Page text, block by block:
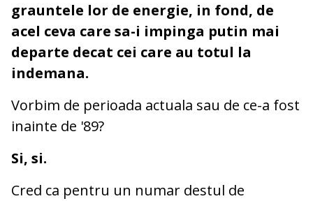
grauntele lor de energie, in fond, de
acel ceva care sa-i impinga putin mai
departe decat cei care au totul la
indemana.
Vorbim de perioada actuala sau de ce-a fost
inainte de '89?
Si, si.
Cred ca pentru un numar destul de